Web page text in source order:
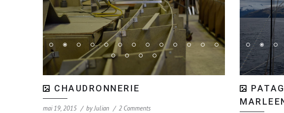
CHAUDRONNERIE
mai 19, 2015 byJulian 2 Comments